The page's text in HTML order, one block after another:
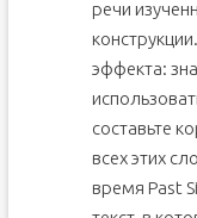
речи
эффекта:
составьте
всех этих
время Past